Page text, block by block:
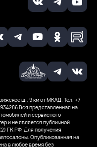
ш., 9 км от МКАД. Тел. +7
Вся представленная на
и сервисного
и не является публичной
ГК РФ. Для получения
Опубликованная на
в любое время без